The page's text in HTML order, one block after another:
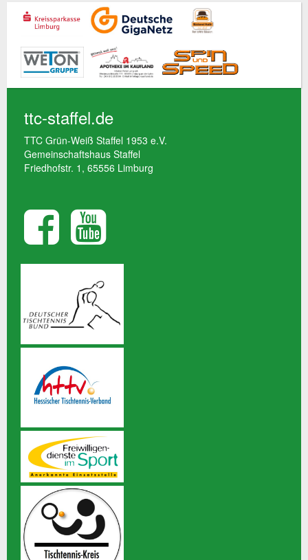
ttc-staffel.de
TTC Grün-Weiß Staffel 1953 e.V.
Gemeinschaftshaus Staffel
Friedhofstr. 1, 65556 Limburg